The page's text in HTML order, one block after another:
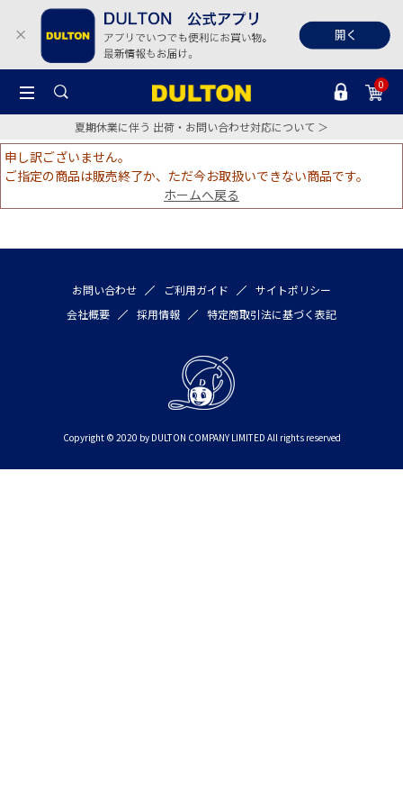
0
夏期休業に伴う 出荷・お問い合わせ対応について ＞
申し訳ございません。
ご指定の商品は販売終了か、ただ今お取扱いできない商品です。
ホームへ戻る
お問い合わせ ご利用ガイド
サイトポリシー
会社概要
採用情報 特定商取引法に基づく表記
Copyright © 2020 by DULTON COMPANY LIMITED All rights reserved